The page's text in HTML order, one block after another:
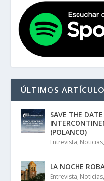
ÚLTIMOS
SAVE THE
(POLANCO)
Entrevista, Noticias,
LA NOCHE
Entrevista, Noticias,